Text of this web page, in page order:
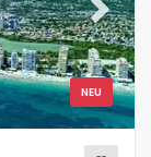
NEU
Next